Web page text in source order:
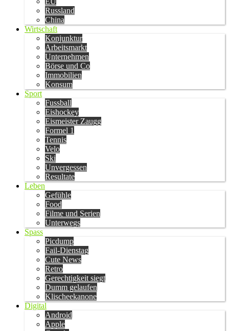
Russland
China
Wirtschaft
Konjunktur
Arbeitsmarkt
Unternehmen
Börse und Co
Immobilien
Konsum
Sport
Fussball
Eishockey
Eismeister Zaugg
Formel 1
Tennis
Velo
Ski
Unvergessen
Resultate
Leben
Gefühle
Food
Filme und Serien
Unterwegs
Spass
Picdump
Fail-Dienstag
Cute News
Retro
Gerechtigkeit siegt
Dumm gelaufen
Klischeekanone
Digital
Android
Apple